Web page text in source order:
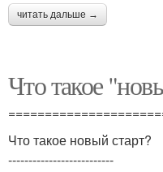
читать дальше →
Что такое
Что такое новый старт?
--------------------------